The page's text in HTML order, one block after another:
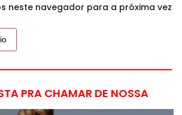
neste navegador para a próxima vez
PRA CHAMAR DE NOSSA